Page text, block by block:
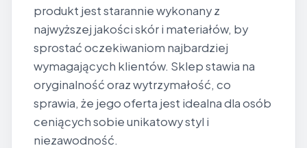
produkt jest starannie wykonany z
najwyższej jakości skór i materiałów, by
sprostać oczekiwaniom najbardziej
wymagających klientów. Sklep stawia na
oryginalność oraz wytrzymałość, co
sprawia, że jego oferta jest idealna dla osób
ceniących sobie unikatowy styl i
niezawodność.